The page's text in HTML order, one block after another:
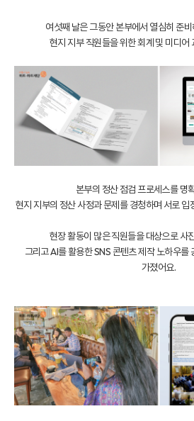
여섯째 날은 그동안 본부에서 열심히 준
현지 지부 직원들을 위한 회계 및 미디어
본부의 정산 점검 프로세스를 명
현지 지부의 정산 사정과 문제를 경청하며 서로
현장 활동이 많은 직원들을 대상으로 사
그리고 AI를 활용한 SNS 콘텐츠 제작 노하우를
가졌어요.